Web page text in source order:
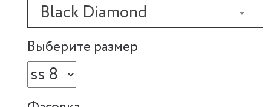
Black Diamond
Выберите размер